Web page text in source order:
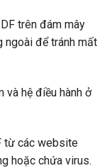
trên đám mây
ngoài để tránh mất
và hệ điều hành ở
từ các website
hoặc chứa virus.